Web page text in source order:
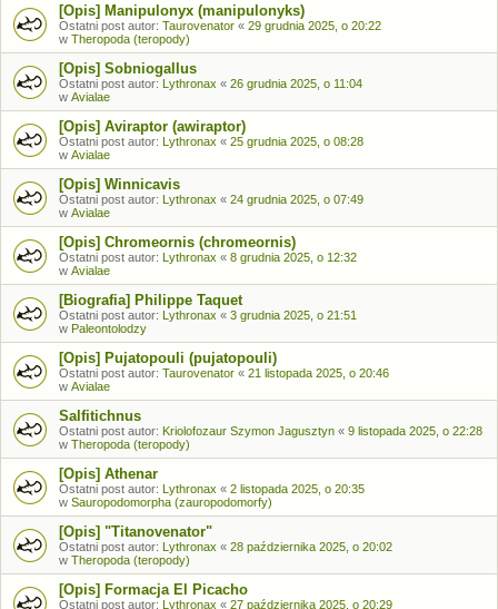
[Opis] Manipulonyx (manipulonyks)
Ostatni post autor: Taurovenator « 29 grudnia 2025, o 20:22
w Theropoda (teropody)
[Opis] Sobniogallus
Ostatni post autor: Lythronax « 26 grudnia 2025, o 11:04
w Avialae
[Opis] Aviraptor (awiraptor)
Ostatni post autor: Lythronax « 25 grudnia 2025, o 08:28
w Avialae
[Opis] Winnicavis
Ostatni post autor: Lythronax « 24 grudnia 2025, o 07:49
w Avialae
[Opis] Chromeornis (chromeornis)
Ostatni post autor: Lythronax « 8 grudnia 2025, o 12:32
w Avialae
[Biografia] Philippe Taquet
Ostatni post autor: Lythronax « 3 grudnia 2025, o 21:51
w Paleontolodzy
[Opis] Pujatopouli (pujatopouli)
Ostatni post autor: Taurovenator « 21 listopada 2025, o 20:46
w Avialae
Salfitichnus
Ostatni post autor: Kriolofozaur Szymon Jagusztyn « 9 listopada 2025, o 22:28
w Theropoda (teropody)
[Opis] Athenar
Ostatni post autor: Lythronax « 2 listopada 2025, o 20:35
w Sauropodomorpha (zauropodomorfy)
[Opis] "Titanovenator"
Ostatni post autor: Lythronax « 28 października 2025, o 20:02
w Theropoda (teropody)
[Opis] Formacja El Picacho
Ostatni post autor: Lythronax « 27 października 2025, o 20:29